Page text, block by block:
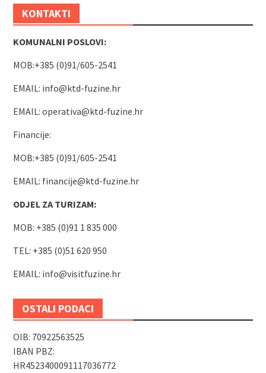
KONTAKTI
KOMUNALNI POSLOVI:
MOB:+385 (0)91/605-2541
EMAIL: info@ktd-fuzine.hr
EMAIL: operativa@ktd-fuzine.hr
Financije:
MOB:+385 (0)91/605-2541
EMAIL: financije@ktd-fuzine.hr
ODJEL ZA TURIZAM:
MOB: +385 (0)91 1 835 000
TEL: +385 (0)51 620 950
EMAIL: info@visitfuzine.hr
OSTALI PODACI
OIB: 70922563525
IBAN PBZ:
HR4523400091117036772